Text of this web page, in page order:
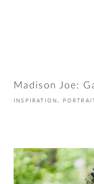
Madison Joe:
INSPIRATION,